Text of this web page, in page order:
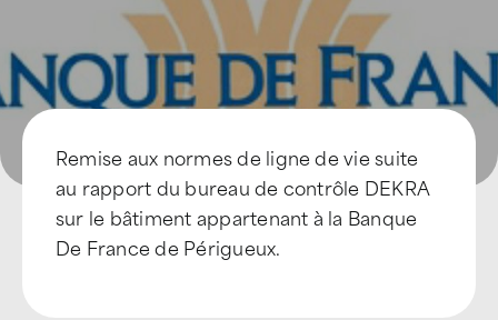
Devenir Franchisé
Remise aux normes de ligne de vie suite
au rapport du bureau de contrôle DEKRA
sur le bâtiment appartenant à la Banque
De France de Périgueux.